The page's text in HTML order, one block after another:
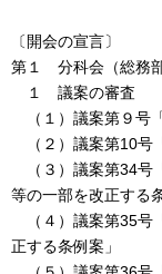
〔開会の宣言〕
第１ 分科会（総務部
１ 議案の審査
（１）議案第９号
（２）議案第10号
（３）議案第34号
等の一部を改正する
（４）議案第35号
正する条例案」